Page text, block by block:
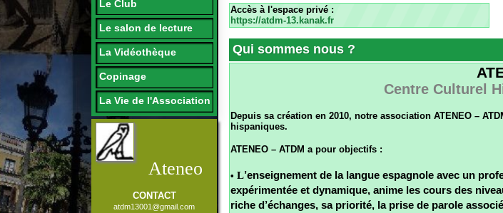
La Vidéothèque
Copinage
La Vie de l'Association
Ateneo
CONTACT
atdm13001@gmail.com
Qui sommes nous ?
ATENEO
Centre Culturel
Depuis sa création en 2010, notre association ATENEO – ATDM n’a
ATENEO – ATDM a pour objectifs :
’enseignement de la langue espagnole avec un professeur
riche d’échanges, sa priorité, la prise de parole associée à
• L’accès à des activités culturelles en lien avec la culture hispanique
Et depuis peu, notre association se diversifie par l’ajout d’un cours
Bernard D., professeur agrégé.